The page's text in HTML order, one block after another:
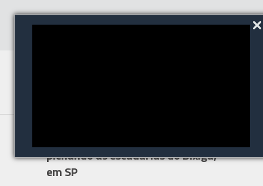
pichando as escadarias do Bixiga,
em SP